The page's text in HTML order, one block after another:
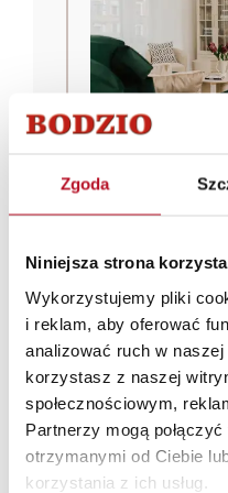
Zgoda
Niniejsza strona
Wykorzystujemy pliki
i reklam, aby oferować
analizować ruch w
korzystasz z naszej
społecznościowym,
Partnerzy mogą
otrzymanymi od Ciebie
korzystania z ich usług.
Jakie meble
mieszkania?
wyjątkowe
kto decyduje się
odebrani kluczy
rozpoczęcie
mieszkania w taki
funkcjonalne,
indywidualnych
CZYTAJ